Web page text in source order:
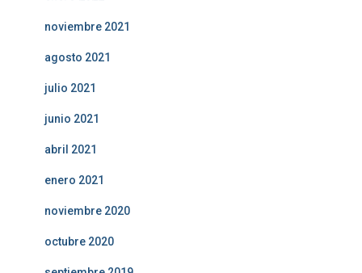
noviembre 2021
agosto 2021
julio 2021
junio 2021
abril 2021
enero 2021
noviembre 2020
octubre 2020